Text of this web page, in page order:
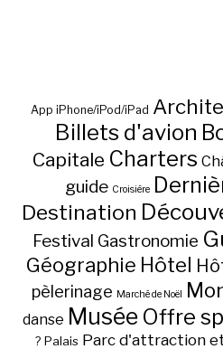
App iPhone/iPod/iPad
Billets d'avion
Capitale Charters
guide Croisière
Destination
Festival Gastronomie
Géographie Hôtel
pèlerinage Marché de Noël
danse Musée Offre
? Palais Parc d'attraction